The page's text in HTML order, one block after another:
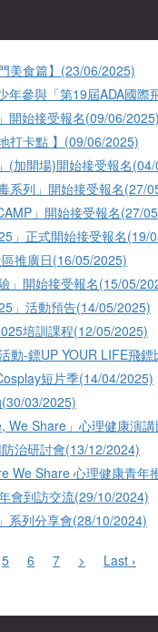
美食篇】(23/06/2025)
年參與「第19屆ADA國
開始接受報名(09/06/2025)
打卡點 】(09/06/2025)
(加開場)開始接受報名
系列」開始接受報名(27/
」開始接受報名(27/
」正式開始接受報名(19/
區推廣日(16/05/2025)
」開始接受報名(15/05/
」活動預告(14/05/2025)
培訓課程(12/05/2025)
動-鏢UP YOUR LIFE飛
短片季(14/04/2025)
03/2025)
We Share」心理健康演
治研討會(13/12/2024)
We Share 心理健康青年
會到訪交流(29/10/2024)
系列分享會(28/10/2024)
5 6 7 > Last ›